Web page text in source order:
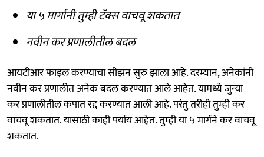
या ५ मार्गांनी तुम्ही टॅक्स वाचवू शकतात
नवीन कर प्रणालीतील बदल
आयटीआर फाइल करण्याचा सीझन सुरु झाला आहे. दरम्यान, अनेकांनी
नवीन कर प्रणालीत अनेक बदल करण्यात आले आहेत. यामध्ये जुन्या
कर प्रणालीतील कपात रद्द करण्यात आली आहे. परंतु तरीही तुम्ही कर
वाचवू शकतात. यासाठी काही पर्याय आहेत. तुम्ही या ५ मार्गने कर वाचवू
शकतात.